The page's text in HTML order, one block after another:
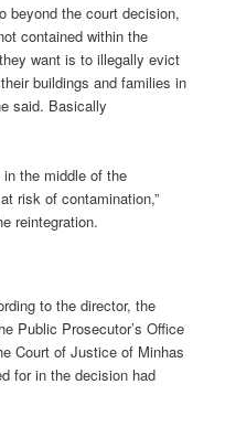
beyond the court decision,
contained within the
want is to illegally evict
buildings and families in
said. Basically
the middle of the
risk of contamination,”
reintegration.
to the director, the
Public Prosecutor’s Office
Court of Justice of Minhas
for in the decision had